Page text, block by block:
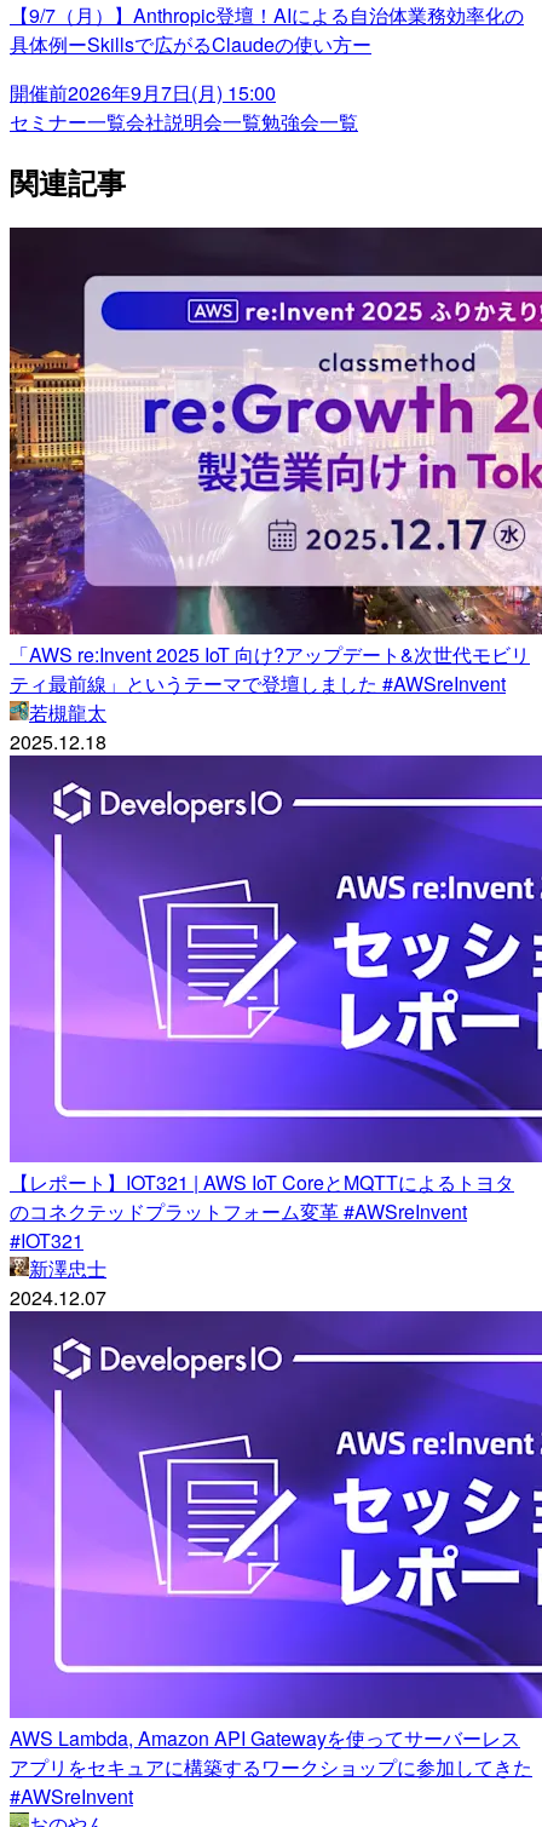
【9/7（月）】Anthropic登壇！AIによる自治体業務効率化の
具体例ーSkillsで広がるClaudeの使い方ー
開催前2026年9月7日(月) 15:00
セミナー一覧会社説明会一覧勉強会一覧
関連記事
「AWS re:Invent 2025 IoT 向け?アップデート&次世代モビリ
ティ最前線」というテーマで登壇しました #AWSreInvent
若槻龍太
2025.12.18
【レポート】IOT321 | AWS IoT CoreとMQTTによるトヨタ
のコネクテッドプラットフォーム変革 #AWSreInvent
#IOT321
新澤忠士
2024.12.07
AWS Lambda, Amazon API Gatewayを使ってサーバーレス
アプリをセキュアに構築するワークショップに参加してきた
#AWSreInvent